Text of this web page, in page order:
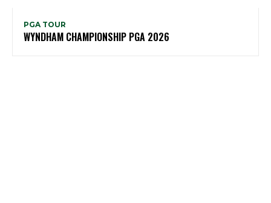
PGA TOUR
WYNDHAM CHAMPIONSHIP PGA 2026